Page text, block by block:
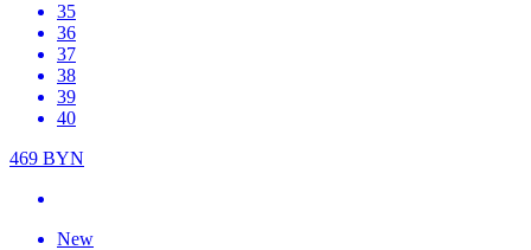
35
36
37
38
39
40
469 BYN
New